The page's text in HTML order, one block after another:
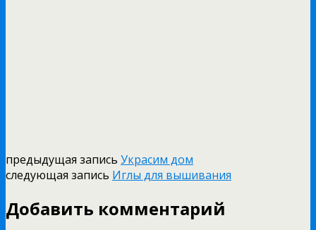
предыдущая запись Украсим дом
следующая запись Иглы для вышивания
Добавить комментарий